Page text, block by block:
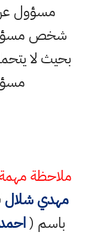
مسؤول عن
شخص مسؤول
بحيث لا
ملاحظة
مهدي شلال
باسم (